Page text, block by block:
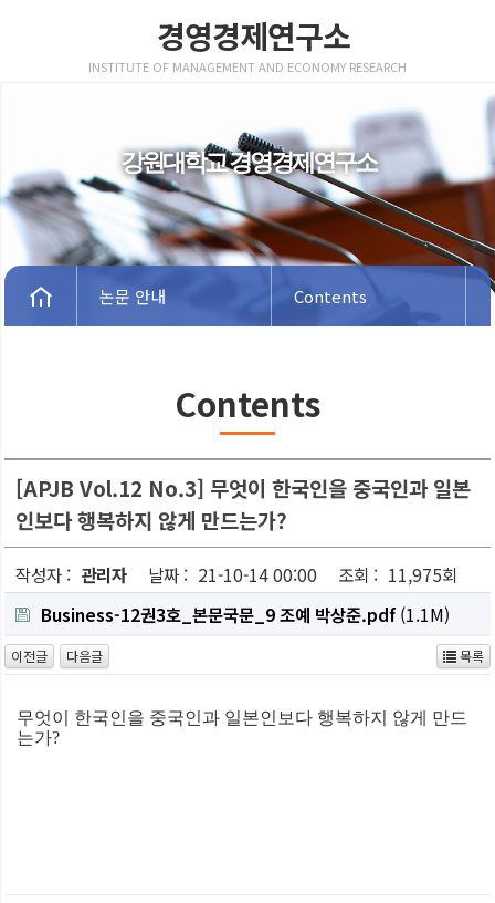
경영경제연구소
INSTITUTE OF MANAGEMENT AND ECONOMY RESEARCH
강원대학교 경영경제연구소
논문 안내 Contents
Contents
[APJB Vol.12 No.3] 무엇이 한국인을 중국인과 일본
인보다 행복하지 않게 만드는가?
작성자 : 관리자 날짜 : 21-10-14 00:00 조회 : 11,975회
Business-12권3호_본문국문_9 조예 박상준.pdf(1.1M)
이전글 다음글 목록
무엇이 한국인을 중국인과 일본인보다 행복하지 않게 만드
는가?